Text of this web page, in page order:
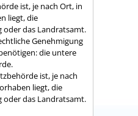
ist, je nach Ort, in
liegt, die
oder das Landratsamt.
Genehmigung
die untere
ist, je nach
liegt, die
oder das Landratsamt.